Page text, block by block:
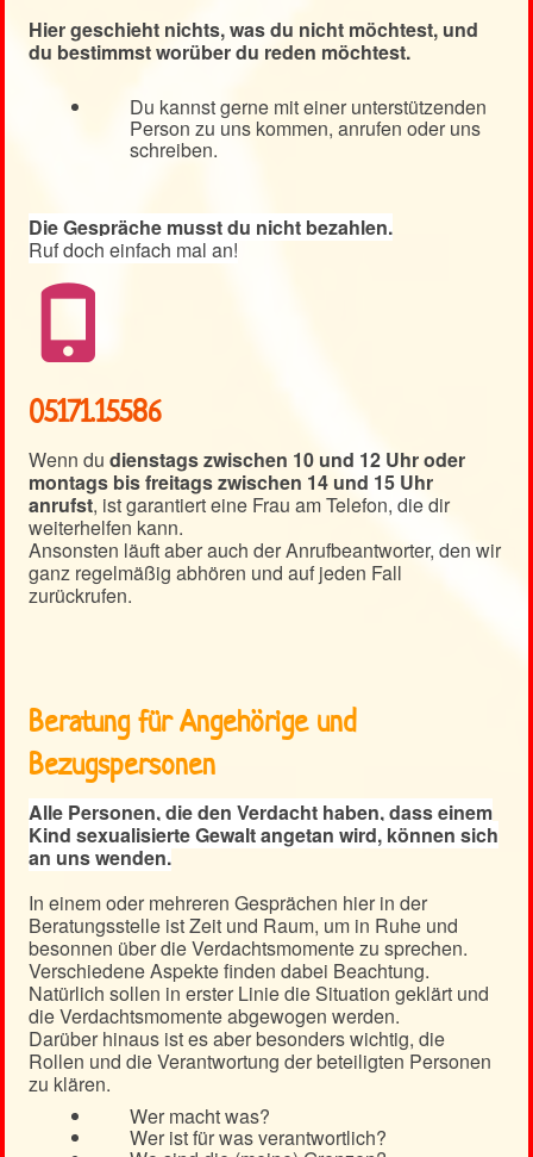
Hier geschieht nichts, was du nicht möchtest, und
du bestimmst worüber du reden möchtest.
Du kannst gerne mit einer unterstützenden
Person zu uns kommen, anrufen oder uns
schreiben.
Die Gespräche musst du nicht bezahlen.
Ruf doch einfach mal an!
05171.15586
Wenn du dienstags zwischen 10 und 12 Uhr oder
montags bis freitags zwischen 14 und 15 Uhr
anrufst, ist garantiert eine Frau am Telefon, die dir
weiterhelfen kann.
Ansonsten läuft aber auch der Anrufbeantworter, den wir
ganz regelmäßig abhören und auf jeden Fall
zurückrufen.
Beratung für Angehörige und
Bezugspersonen
Alle Personen, die den Verdacht haben, dass einem
Kind sexualisierte Gewalt angetan wird, können sich
an uns wenden.
In einem oder mehreren Gesprächen hier in der
Beratungsstelle ist Zeit und Raum, um in Ruhe und
besonnen über die Verdachtsmomente zu sprechen.
Verschiedene Aspekte finden dabei Beachtung.
Natürlich sollen in erster Linie die Situation geklärt und
die Verdachtsmomente abgewogen werden.
Darüber hinaus ist es aber besonders wichtig, die
Rollen und die Verantwortung der beteiligten Personen
zu klären.
Wer macht was?
Wer ist für was verantwortlich?